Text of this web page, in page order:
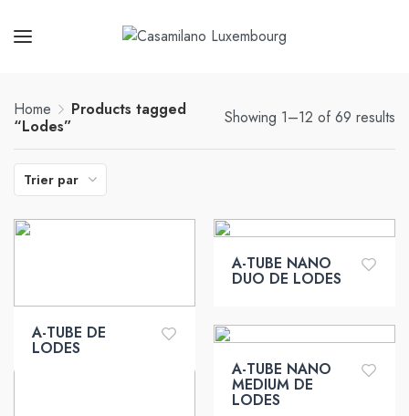
Home
Products tagged
“Lodes”
Showing 1–12 of 69 results
Trier par
A-TUBE DE
LODES
A-TUBE NANO
DUO DE LODES
A-TUBE NANO
MEDIUM DE
LODES